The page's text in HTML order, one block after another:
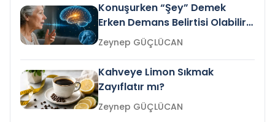
Konuşurken “Şey” Demek
Erken Demans Belirtisi Olabilir
mi?
Zeynep GÜÇLÜCAN
Kahveye Limon Sıkmak
Zayıflatır mı?
Zeynep GÜÇLÜCAN